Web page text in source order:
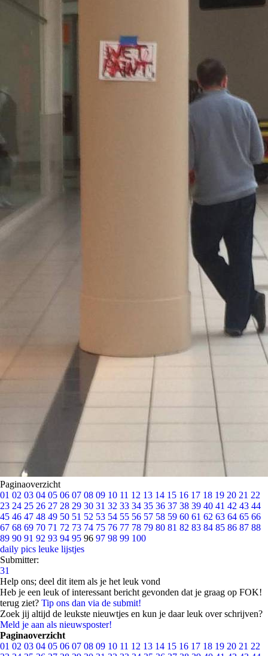
Paginaoverzicht
01 02 03 04 05 06 07 08 09 10 11 12 13 14 15 16 17 18 19 20 21 22
23 24 25 26 27 28 29 30 31 32 33 34 35 36 37 38 39 40 41 42 43 44
45 46 47 48 49 50 51 52 53 54 55 56 57 58 59 60 61 62 63 64 65 66
67 68 69 70 71 72 73 74 75 76 77 78 79 80 81 82 83 84 85 86 87 88
89 90 91 92 93 94 95 96 97 98 99 100
daily pics leuke lijstjes
Submitter:
31
Help ons; deel dit item als je het leuk vond
Heb je een leuk of interessant bericht gevonden dat je graag op FOK!
terug ziet? Tip ons dan via de submit!
Zoek jij altijd de leukste nieuwtjes en kun je daar leuk over schrijven?
Meld je aan als nieuwsposter!
Paginaoverzicht
01 02 03 04 05 06 07 08 09 10 11 12 13 14 15 16 17 18 19 20 21 22